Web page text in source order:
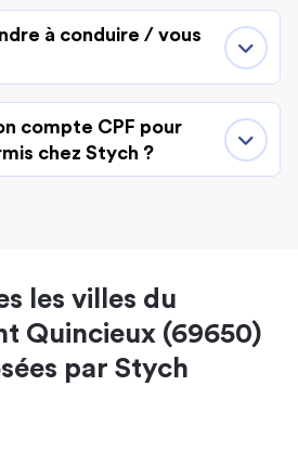
à conduire / vous
compte CPF pour
chez Stych ?
les villes du
Quincieux (69650)
par Stych